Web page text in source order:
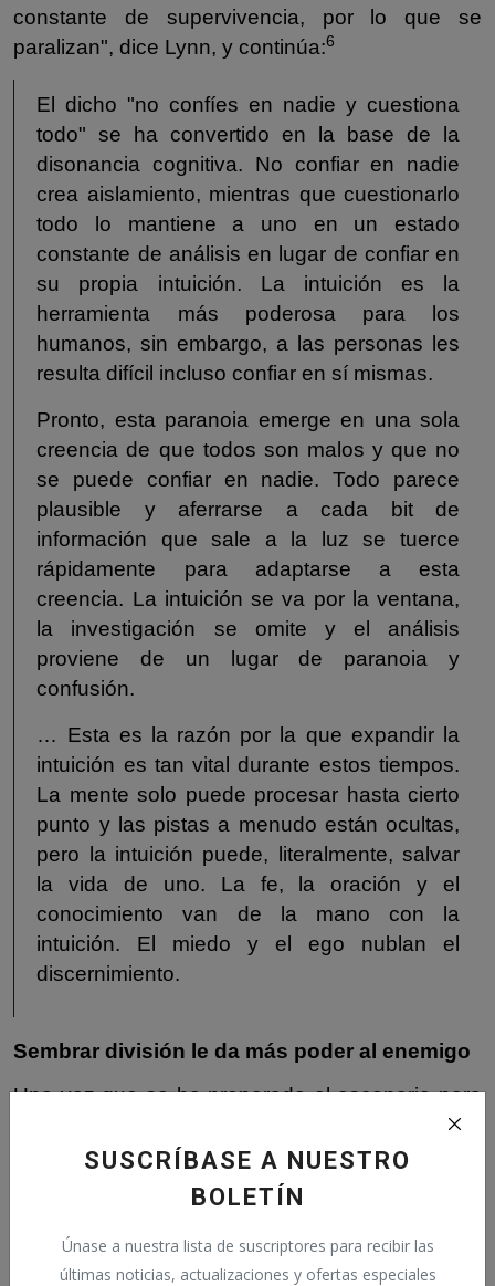
SUSCRÍBASE A NUESTRO
BOLETÍN
Únase a nuestra lista de suscriptores para recibir las
últimas noticias, actualizaciones y ofertas especiales
constante de supervivencia, por lo que se
paralizan", dice Lynn, y continúa:6
El dicho "no confíes en nadie y cuestiona
todo" se ha convertido en la base de la
disonancia cognitiva. No confiar en nadie
crea aislamiento, mientras que cuestionarlo
todo lo mantiene a uno en un estado
constante de análisis en lugar de confiar en
su propia intuición. La intuición es la
herramienta más poderosa para los
humanos, sin embargo, a las personas les
resulta difícil incluso confiar en sí mismas.
Pronto, esta paranoia emerge en una sola
creencia de que todos son malos y que no
se puede confiar en nadie. Todo parece
plausible y aferrarse a cada bit de
información que sale a la luz se tuerce
rápidamente para adaptarse a esta
creencia. La intuición se va por la ventana,
la investigación se omite y el análisis
proviene de un lugar de paranoia y
confusión.
… Esta es la razón por la que expandir la
intuición es tan vital durante estos tiempos.
La mente solo puede procesar hasta cierto
punto y las pistas a menudo están ocultas,
pero la intuición puede, literalmente, salvar
la vida de uno. La fe, la oración y el
conocimiento van de la mano con la
intuición. El miedo y el ego nublan el
discernimiento.
Sembrar división le da más poder al enemigo
Una vez que se ha preparado el escenario para
la programación, las distracciones y el miedo, es
fácil plantar las semillas de la división. Los
influencers, a menudo sin darse cuenta, juegan
narrativas divisivas.